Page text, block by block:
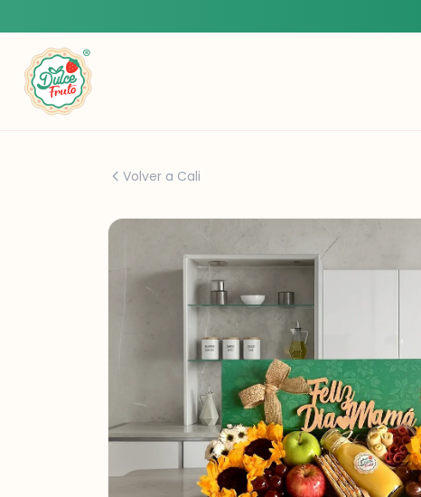
Volver a Cali